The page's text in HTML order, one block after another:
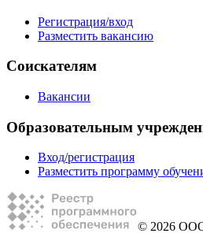
Регистрация/вход
Разместить вакансию
Соискателям
Вакансии
Образовательным
Вход/регистрация
Разместить программу
© 2026